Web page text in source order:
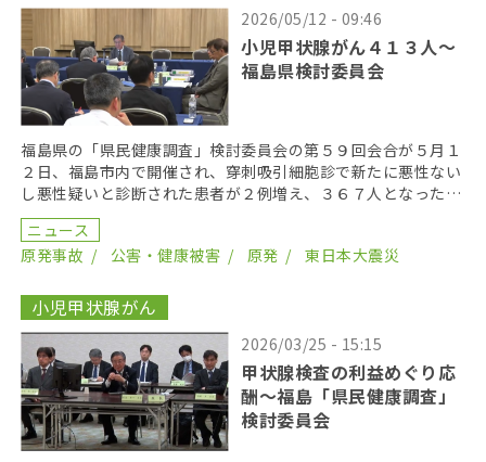
2026/05/12 - 09:46
小児甲状腺がん４１３人〜
福島県検討委員会
福島県の「県民健康調査」検討委員会の第５９回会合が５月１
２日、福島市内で開催され、穿刺吸引細胞診で新たに悪性ない
し悪性疑いと診断された患者が２例増え、３６７人となった。
２０１９年までにがん登録で把握された集計外の患者４７ […]
ニュース
原発事故
公害・健康被害 原発 東日本大震災
小児甲状腺がん
2026/03/25 - 15:15
甲状腺検査の利益めぐり応
酬〜福島「県民健康調査」
検討委員会